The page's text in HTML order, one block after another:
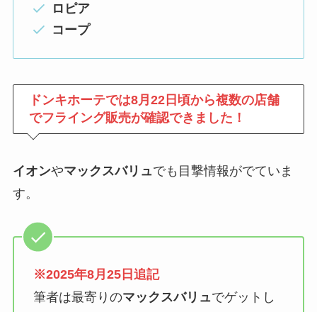
ロピア
コープ
ドンキホーテでは8月22日頃から複数の店舗
でフライング販売が確認できました！
イオンやマックスバリュでも目撃情報がでていま
す。
※2025年8月25日追記
筆者は最寄りのマックスバリュでゲットし